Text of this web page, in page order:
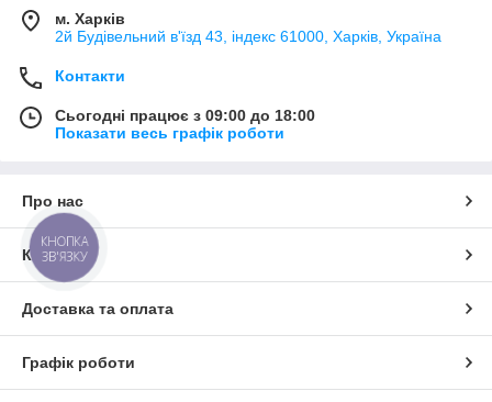
м. Харків
2й Будівельний в'їзд 43, індекс 61000, Харків, Україна
Контакти
Сьогодні працює з 09:00 до 18:00
Показати весь графік роботи
Про нас
Контакти
Доставка та оплата
Графік роботи
КНОПКА
ЗВ'ЯЗКУ